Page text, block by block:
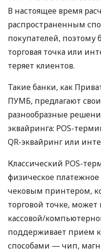
В настоящее время
распространенным
покупателей, поэтому
торговая точка или
теряет клиентов.
Такие банки, как
ПУМБ, предлагают
разнообразные
эквайринга: POS-
QR-эквайринг или
Классический POS-
физическое
чековым принтером,
торговой точке, может
кассовой/
поддерживает прием
способами — чип,